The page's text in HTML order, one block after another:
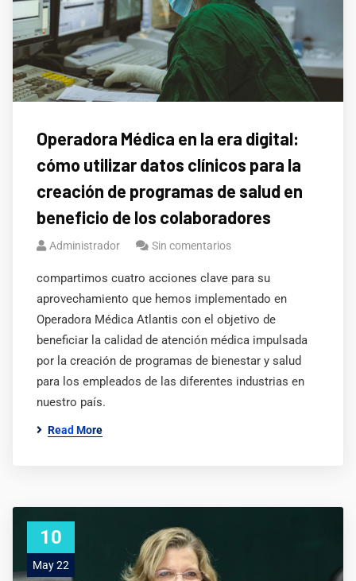
Operadora Médica en la era digital:
cómo utilizar datos clínicos para la
creación de programas de salud en
beneficio de los colaboradores
Administrador Sin comentarios
compartimos cuatro acciones clave para su
aprovechamiento que hemos implementado en
Operadora Médica Atlantis con el objetivo de
beneficiar la calidad de atención médica impulsada
por la creación de programas de bienestar y salud
para los empleados de las diferentes industrias en
nuestro país.
Read More
10
May 22